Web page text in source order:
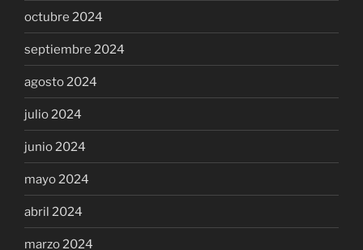
octubre 2024
septiembre 2024
agosto 2024
julio 2024
junio 2024
mayo 2024
abril 2024
marzo 2024